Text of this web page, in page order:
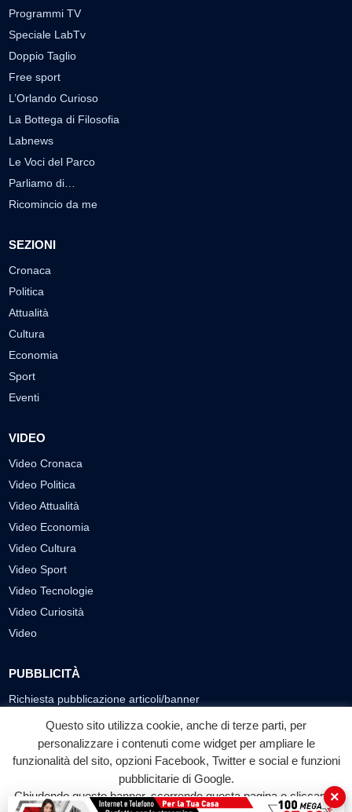
Programmi TV
Speciale LabTv
Doppio Taglio
Free sport
L’Orlando Curioso
La Bottega di Filosofia
Labnews
Le Voci del Parco
Parliamo di…
Ricomincio da me
SEZIONI
Cronaca
Politica
Attualità
Cultura
Economia
Sport
Eventi
VIDEO
Video Cronaca
Video Politica
Video Attualità
Video Economia
Video Cultura
Video Sport
Video Tecnologie
Video Curiosità
Video
PUBBLICITÀ
Richiesta pubblicazione articoli/banner
SEGUICI SUI SOCIAL
f
Facebook
◎ ▶
YouTube
Questo sito utilizza cookie, anche di terze parti, per
personalizzare i contenuti come widget per ampliare le
funzionalità del sito, opzioni Facebook, Twitter e social e funzioni
pubblicitarie di Google.
Chiudendo questo banner, scorrendo questa pagina o cliccando
×